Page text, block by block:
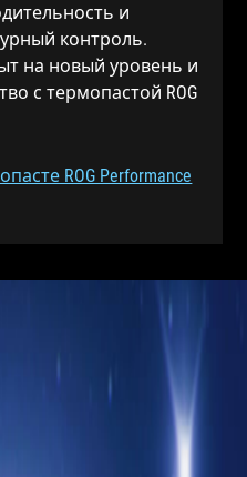
и
контроль.
на новый уровень и
с термопастой ROG
ROG Performance